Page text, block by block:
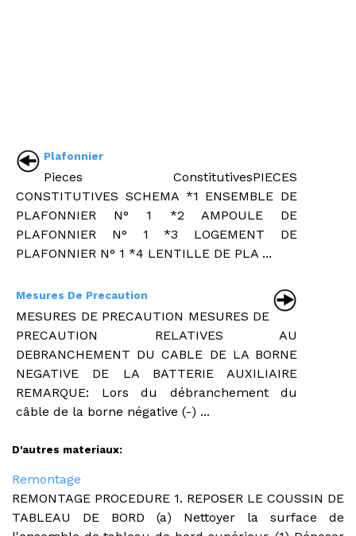
Plafonnier
Pieces ConstitutivesPIECES
CONSTITUTIVES SCHEMA *1 ENSEMBLE DE
PLAFONNIER N° 1 *2 AMPOULE DE
PLAFONNIER N° 1 *3 LOGEMENT DE
PLAFONNIER N° 1 *4 LENTILLE DE PLA ...
Mesures De Precaution
MESURES DE PRECAUTION MESURES DE
PRECAUTION RELATIVES AU
DEBRANCHEMENT DU CABLE DE LA BORNE
NEGATIVE DE LA BATTERIE AUXILIAIRE
REMARQUE: Lors du débranchement du
câble de la borne négative (-) ...
D'autres materiaux:
Remontage
REMONTAGE PROCEDURE 1. REPOSER LE COUSSIN DE
TABLEAU DE BORD (a) Nettoyer la surface de